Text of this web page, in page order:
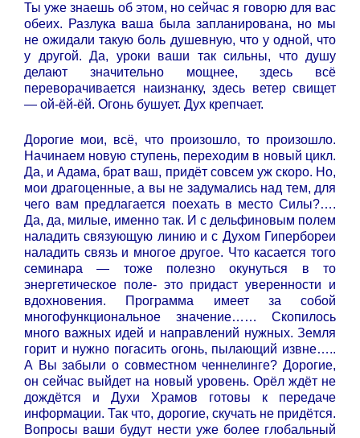
Ты уже знаешь об этом, но сейчас я говорю для вас
обеих. Разлука ваша была запланирована, но мы
не ожидали такую боль душевную, что у одной, что
у другой. Да, уроки ваши так сильны, что душу
делают значительно мощнее, здесь всё
переворачивается наизнанку, здесь ветер свищет
— ой-ёй-ёй. Огонь бушует. Дух крепчает.
Дорогие мои, всё, что произошло, то произошло.
Начинаем новую ступень, переходим в новый цикл.
Да, и Адама, брат ваш, придёт совсем уж скоро. Но,
мои драгоценные, а вы не задумались над тем, для
чего вам предлагается поехать в место Силы?….
Да, да, милые, именно так. И с дельфиновым полем
наладить связующую линию и с Духом Гипербореи
наладить связь и многое другое. Что касается того
семинара — тоже полезно окунуться в то
энергетическое поле- это придаст уверенности и
вдохновения. Программа имеет за собой
многофункциональное значение…… Скопилось
много важных идей и направлений нужных. Земля
горит и нужно погасить огонь, пылающий извне…..
А Вы забыли о совместном ченнелинге? Дорогие,
он сейчас выйдет на новый уровень. Орёл ждёт не
дождётся и Духи Храмов готовы к передаче
информации. Так что, дорогие, скучать не придётся.
Вопросы ваши будут нести уже более глобальный